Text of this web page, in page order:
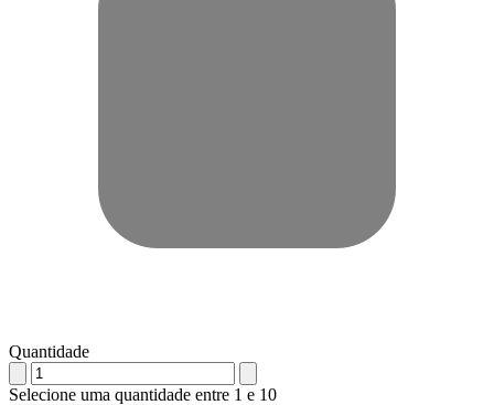
Quantidade
Selecione uma quantidade entre 1 e 10